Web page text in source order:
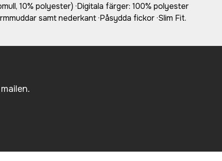
10% polyester) ·Digitala färger: 100% polyester
samt nederkant ·Påsydda fickor ·Slim Fit.